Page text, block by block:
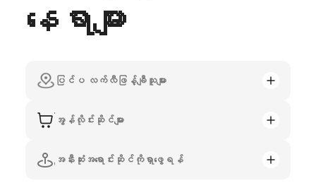
နေရာများ
ပြင်ပ လက်လီဖြန့်ချီသူများ
အွန်လိုင်းဆိုင်များ
အနီးဆုံးအရောင်းဆိုင်ကိုရှာဖွေရန်